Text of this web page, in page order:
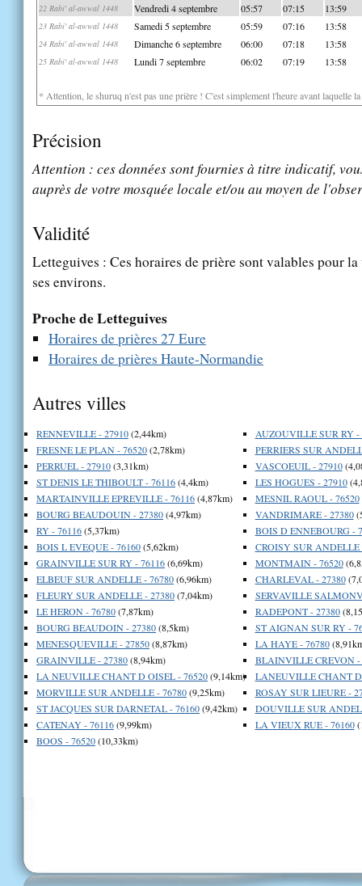
22 Rabi' al-awwal 1448 Vendredi 4 septembre 05:57 07:15 13:59
23 Rabi' al-awwal 1448 Samedi 5 septembre 05:59 07:16 13:58
24 Rabi' al-awwal 1448 Dimanche 6 septembre 06:00 07:18 13:58
25 Rabi' al-awwal 1448 Lundi 7 septembre 06:02 07:19 13:58
* Attention, le shuruq n'est pas une prière ! C'est simplement l'heure avant laquelle
Précision
Attention : ces données sont fournies à titre indicatif,
auprès de votre mosquée locale et/ou au moyen de
Validité
Letteguives : Ces horaires de prière sont valables pour
ses environs.
Proche de Letteguives
Horaires de prières 27 Eure
Horaires de prières Haute-Normandie
Autres villes
RENNEVILLE - 27910(2,44km)
FRESNE LE PLAN - 76520(2,78km)
PERRUEL - 27910(3,31km)
ST DENIS LE THIBOULT - 76116(4,4km)
MARTAINVILLE EPREVILLE - 76116(4,87km)
BOURG BEAUDOUIN - 27380(4,97km)
RY - 76116(5,37km)
BOIS L EVEQUE - 76160(5,62km)
GRAINVILLE SUR RY - 76116(6,69km)
ELBEUF SUR ANDELLE - 76780(6,96km)
FLEURY SUR ANDELLE - 27380(7,04km)
LE HERON - 76780(7,87km)
BOURG BEAUDOIN - 27380(8,5km)
MENESQUEVILLE - 27850(8,87km)
GRAINVILLE - 27380(8,94km)
LA NEUVILLE CHANT D OISEL - 76520(9,14km)
MORVILLE SUR ANDELLE - 76780(9,25km)
ST JACQUES SUR DARNETAL - 76160(9,42km)
CATENAY - 76116(9,99km)
BOOS - 76520(10,33km)
AUZOUVILLE SUR RY -
PERRIERS SUR
VASCOEUIL - 27910
LES HOGUES - 27910
MESNIL RAOUL - 76520
VANDRIMARE - 27380
BOIS D ENNEBOURG -
CROISY SUR ANDELLE
MONTMAIN - 76520
CHARLEVAL - 27380
SERVAVILLE
RADEPONT - 27380
ST AIGNAN SUR RY -
LA HAYE - 76780
BLAINVILLE CREVON -
LANEUVILLE CHANT D
ROSAY SUR LIEURE -
DOUVILLE SUR
LA VIEUX RUE - 76160